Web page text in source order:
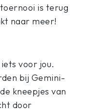
is terug
naar meer!
voor jou.
bij Gemini-
kneepjes van
door